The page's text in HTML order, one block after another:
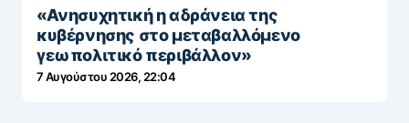
«Ανησυχητική η αδράνεια της
κυβέρνησης στο μεταβαλλόμενο
γεωπολιτικό περιβάλλον»
7 Αυγούστου 2026, 22:04